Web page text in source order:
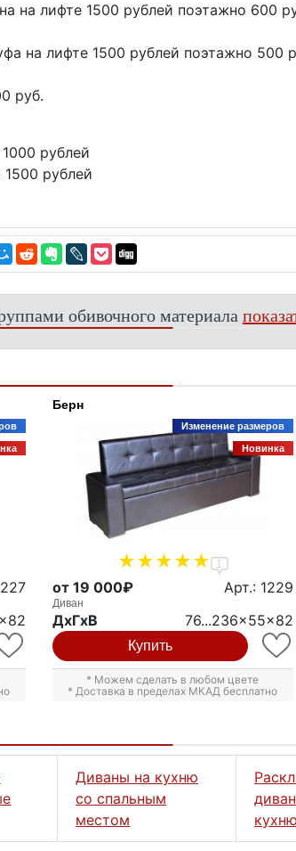
на лифте 1500 рублей поэтажно 600
на лифте 1500 рублей поэтажно 500
руб.
рублей
1500 рублей
обивочного материала
Берн
Изменение размеров
Новинка
1
от 19 000₽ Арт.: 1229
Диван
ДxГxВ 76...236x55x82
Купить
* Можем сделать в любом цвете
* Доставка в пределах МКАД бесплатно
Диваны на кухню
со спальным
местом
кухню